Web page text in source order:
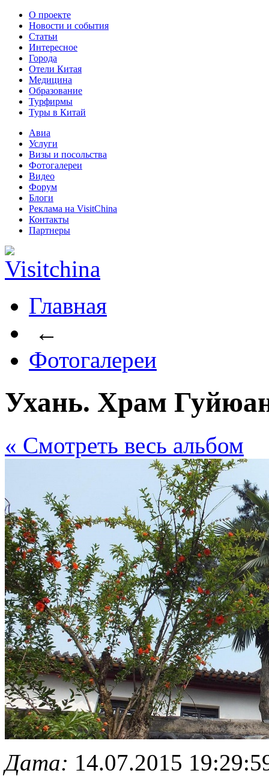
О проекте
Новости и события
Статьи
Интересное
Города
Отели Китая
Медицина
Образование
Турфирмы
Туры в Китай
Авиа
Услуги
Визы и посольства
Фотогалереи
Видео
Форум
Блоги
Реклама на VisitChina
Контакты
Партнеры
Главная
←
Фотогалереи
Ухань. Храм
« Cмотреть весь альбом
Дата: 14.07.2015